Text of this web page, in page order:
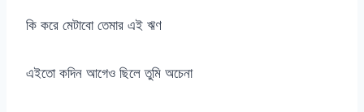
কি করে মেটাবো তেমার এই ঋণ
এইতো কদিন আগেও ছিলে তুমি অচেনা